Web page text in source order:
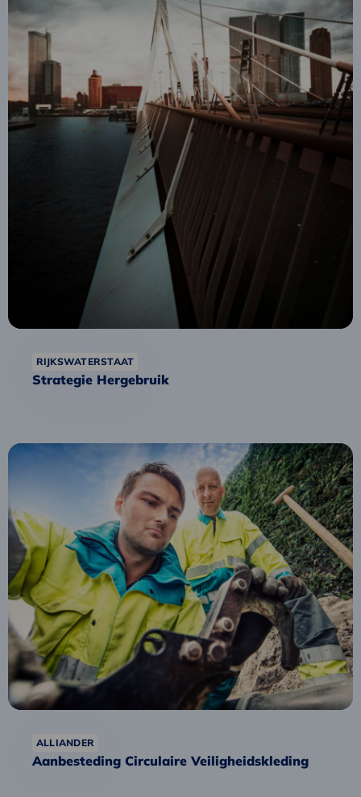
RIJKSWATERSTAAT
Strategie Hergebruik
ALLIANDER
Aanbesteding Circulaire Veiligheidskleding
Lees
Aanbesteding
Circulaire
Veiligheidskleding